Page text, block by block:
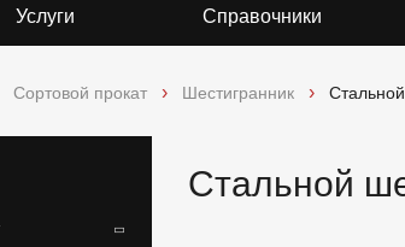
Услуги Справочники
Сортовой прокат Шестигранник
Стальной